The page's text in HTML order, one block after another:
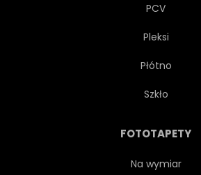
PCV
Pleksi
Płótno
Szkło
FOTOTAPETY
Na wymiar